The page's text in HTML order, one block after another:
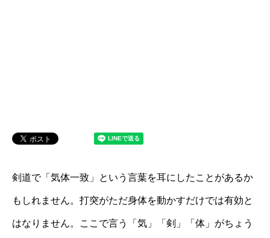
剣道で「気体一致」という言葉を耳にしたことがあるか
もしれません。打突がただ身体を動かすだけでは有効と
はなりません。ここで言う「気」「剣」「体」がちょう